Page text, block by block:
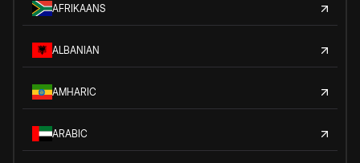
AFRIKAANS
ALBANIAN
AMHARIC
ARABIC